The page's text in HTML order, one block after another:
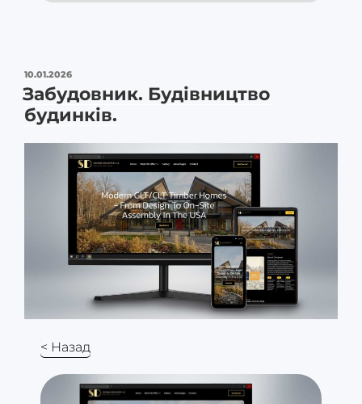
10.01.2026
Забудовник. Будівництво
будинків.
< Назад